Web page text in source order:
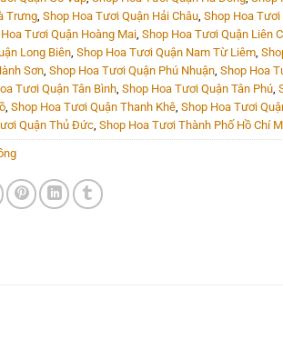
Trưng, Shop Hoa Tươi Quận Hải Châu, Shop Hoa Tươi
Tươi Quận Hoàng Mai, Shop Hoa Tươi Quận Liên
Long Biên, Shop Hoa Tươi Quận Nam Từ Liêm,
Sơn, Shop Hoa Tươi Quận Phú Nhuận, Shop Hoa
Tươi Quận Tân Bình, Shop Hoa Tươi Quận Tân Phú,
, Shop Hoa Tươi Quận Thanh Khê, Shop Hoa Tươi
Quận Thủ Đức, Shop Hoa Tươi Thành Phố Hồ Chí